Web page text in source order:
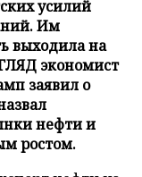
усилий
Им
выходила на
экономист
заявил о
нефти и
ростом.